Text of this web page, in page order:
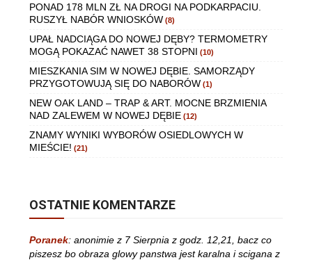
PONAD 178 MLN ZŁ NA DROGI NA PODKARPACIU.
RUSZYŁ NABÓR WNIOSKÓW (8)
UPAŁ NADCIĄGA DO NOWEJ DĘBY? TERMOMETRY
MOGĄ POKAZAĆ NAWET 38 STOPNI (10)
MIESZKANIA SIM W NOWEJ DĘBIE. SAMORZĄDY
PRZYGOTOWUJĄ SIĘ DO NABORÓW (1)
NEW OAK LAND – TRAP & ART. MOCNE BRZMIENIA
NAD ZALEWEM W NOWEJ DĘBIE (12)
ZNAMY WYNIKI WYBORÓW OSIEDLOWYCH W
MIEŚCIE! (21)
OSTATNIE KOMENTARZE
Poranek: anonimie z 7 Sierpnia z godz. 12,21, bacz co
piszesz bo obraza glowy panstwa jest karalna i scigana z